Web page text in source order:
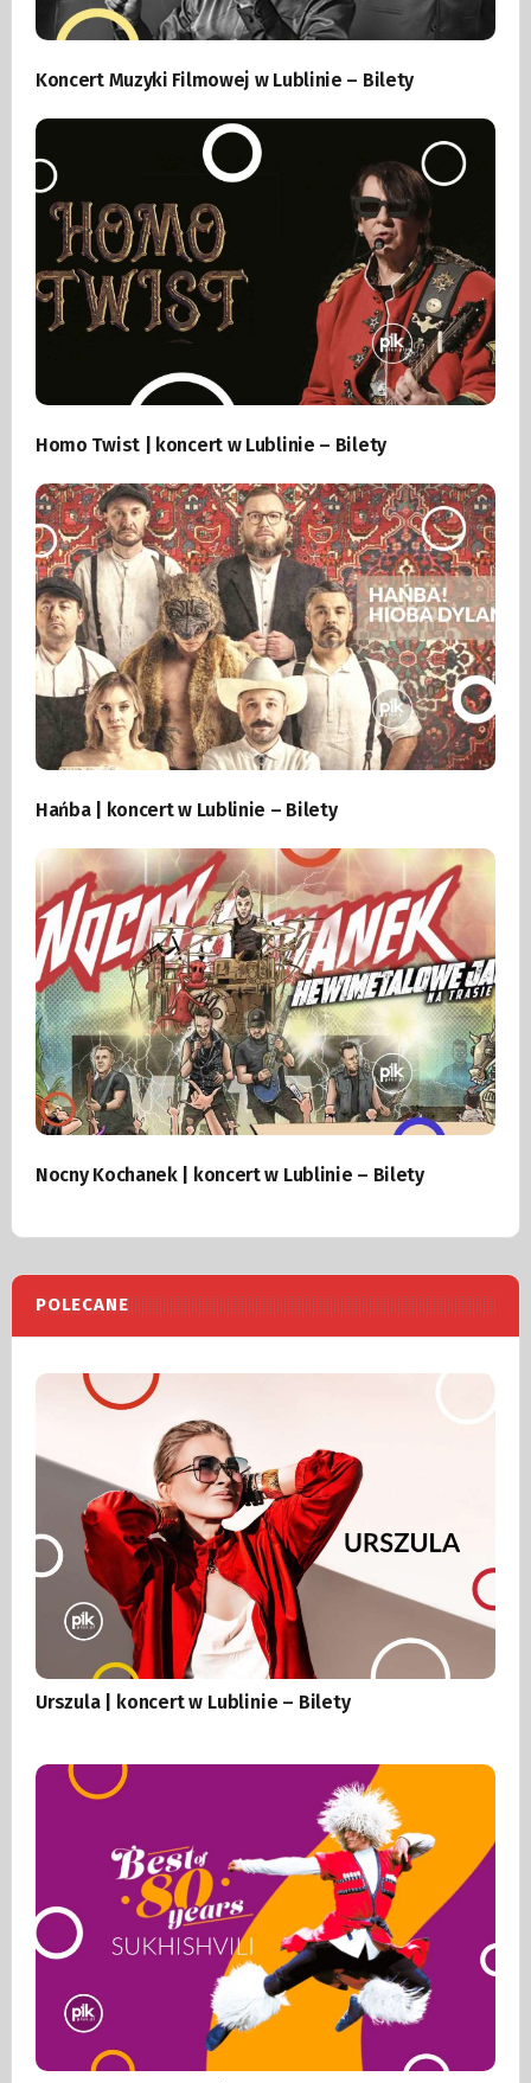
Koncert Muzyki Filmowej w Lublinie – Bilety
Homo Twist | koncert w Lublinie – Bilety
Hańba | koncert w Lublinie – Bilety
Nocny Kochanek | koncert w Lublinie – Bilety
POLECANE
Urszula | koncert w Lublinie – Bilety